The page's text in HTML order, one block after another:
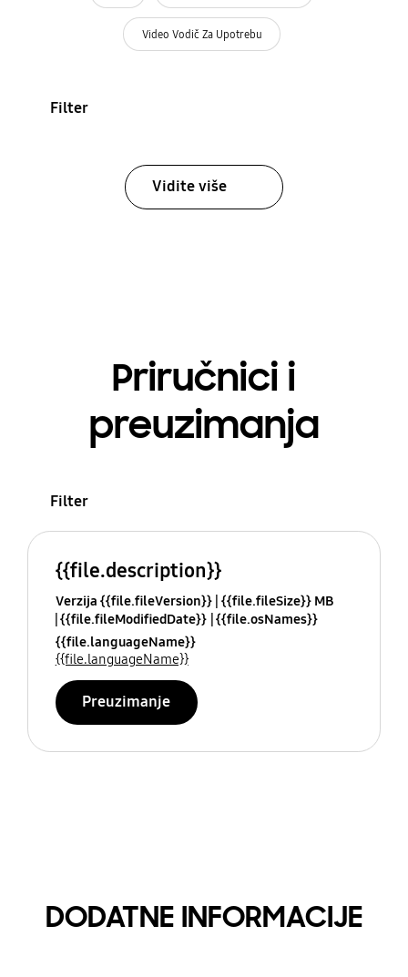
Video Vodič Za Upotrebu
Filter
Vidite više
Priručnici i
preuzimanja
Filter
{{file.description}}
Verzija {{file.fileVersion}} {{file.fileSize}} MB
{{file.fileModifiedDate}} {{file.osNames}}
{{file.languageName}}
{{file.languageName}}
Preuzimanje
DODATNE INFORMACIJE